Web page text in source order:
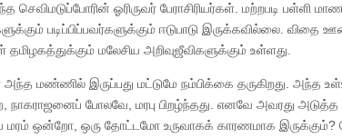
ஓரிருவர் பேராசிரியர்கள். மற்றபடி பள்ளி
படிப்பிப்பவர்களுக்கும் ஈடுபாடு இருக்கவில்லை. விதை
மலேசிய அறிவுஜீவிகளுக்கும் உள்ளது.
மண்ணில் இருப்பது மட்டுமே நம்பிக்கை தருகிறது. அந்த
போலவே, மரபு பிறழ்ந்தது. எனவே அவரது அடுத்த
மரம் ஒன்றோ, ஒரு தோட்டமோ உருவாகக் காரணமாக இருக்கும்?